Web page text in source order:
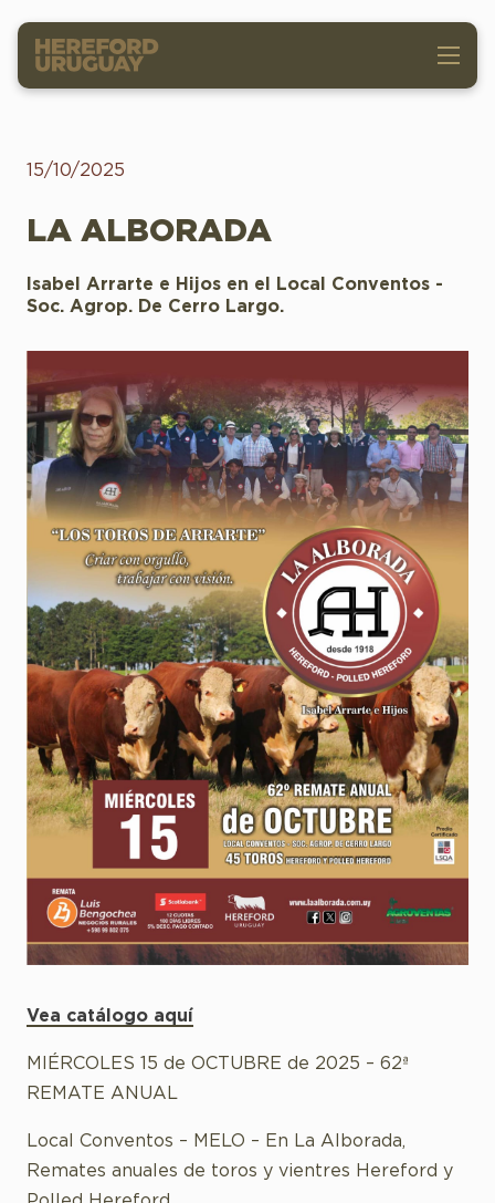
15/10/2025
LA ALBORADA
Isabel Arrarte e Hijos en el Local Conventos -
Soc. Agrop. De Cerro Largo.
Vea catálogo aquí
MIÉRCOLES 15 de OCTUBRE de 2025 – 62ª
REMATE ANUAL
Local Conventos – MELO – En La Alborada,
Remates anuales de toros y vientres Hereford y